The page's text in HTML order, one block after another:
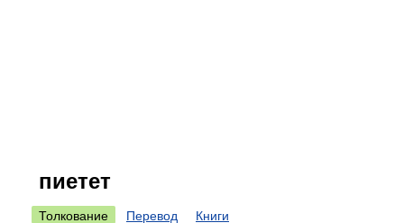
пиетет
Толкование Перевод Книги